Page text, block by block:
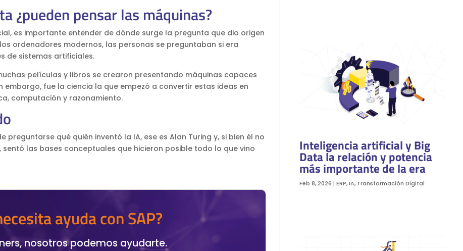
¿pueden pensar las máquinas?
es importante entender de dónde surge la pregunta que dio origen
ordenadores modernos, las personas se preguntaban si era
de sistemas artificiales.
películas y libros se crearon presentando máquinas capaces
fue la ciencia la que empezó a convertir estas ideas en
computación y razonamiento.
qué quién inventó la IA, ese es Alan Turing y, si bien él no
las bases conceptuales que hicieron posible todo lo que vino
ayuda con SAP?
nosotros podemos ayudarte.
Inteligencia artificial y Big
Data la relación y potencia
más importante de la era
Feb 8, 2026 | ERP,IA, Transformación Digital